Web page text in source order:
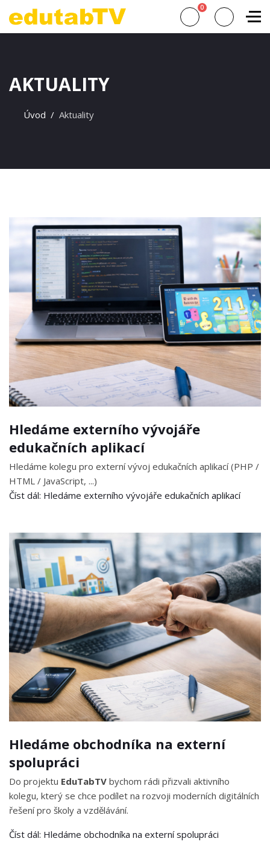
0
AKTUALITY
Úvod Aktuality
Hledáme externího vývojáře
edukačních aplikací
Hledáme kolegu pro externí vývoj edukačních aplikací (PHP /
HTML / JavaScript, ...)
Číst dál: Hledáme externího vývojáře edukačních aplikací
Hledáme obchodníka na externí
spolupráci
Do projektu EduTabTV bychom rádi přizvali aktivního
kolegu, který se chce podílet na rozvoji moderních digitálních
řešení pro školy a vzdělávání.
Číst dál: Hledáme obchodníka na externí spolupráci